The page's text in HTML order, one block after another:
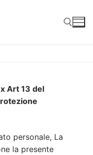
Art 13 del
personale, La
la presente